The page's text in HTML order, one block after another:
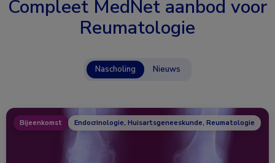
Compleet MedNet aanbod voor
Reumatologie
Nascholing Nieuws
Bijeenkomst Endocrinologie, Huisartsgeneeskunde, Reumatologie